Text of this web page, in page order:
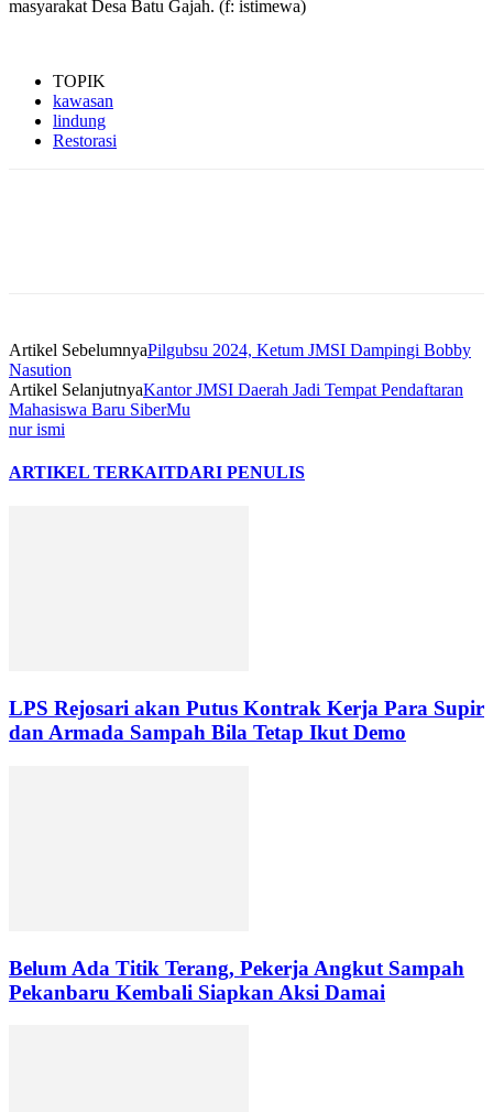
masyarakat Desa Batu Gajah. (f: istimewa)
TOPIK
kawasan
lindung
Restorasi
Artikel SebelumnyaPilgubsu 2024, Ketum JMSI Dampingi Bobby
Nasution
Artikel SelanjutnyaKantor JMSI Daerah Jadi Tempat Pendaftaran
Mahasiswa Baru SiberMu
nur ismi
ARTIKEL TERKAITDARI PENULIS
LPS Rejosari akan Putus Kontrak Kerja Para Supir
dan Armada Sampah Bila Tetap Ikut Demo
Belum Ada Titik Terang, Pekerja Angkut Sampah
Pekanbaru Kembali Siapkan Aksi Damai